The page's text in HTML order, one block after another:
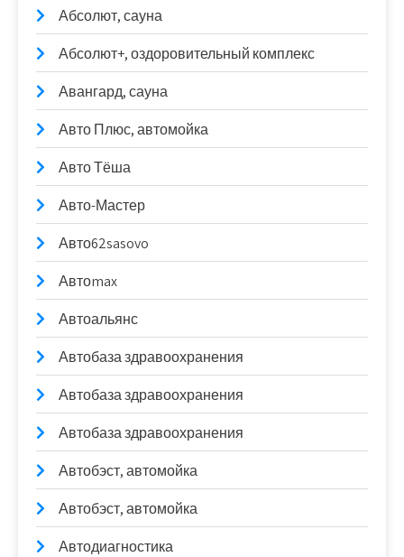
Абсолют, сауна
Абсолют+, оздоровительный комплекс
Авангард, сауна
Авто Плюс, автомойка
Авто Тёша
Авто-Мастер
Авто62sasovo
Автоmax
Автоальянс
Автобаза здравоохранения
Автобаза здравоохранения
Автобаза здравоохранения
Автобэст, автомойка
Автобэст, автомойка
Автодиагностика